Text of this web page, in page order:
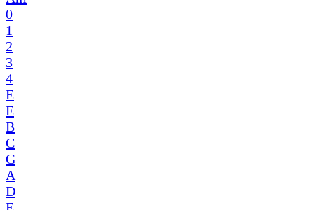
0
1
2
3
4
E
E
B
C
G
A
D